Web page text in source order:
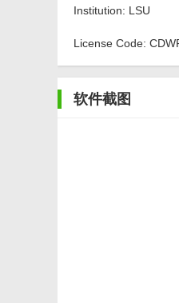
Institution: LSU
License Code:
软件截图